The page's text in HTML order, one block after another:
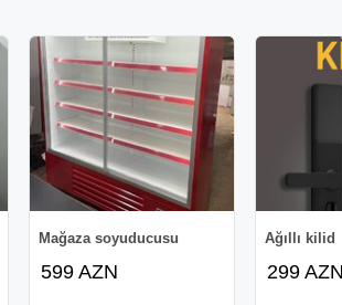
Mağaza soyuducusu
599 AZN
Ağıllı kilid
299 AZN